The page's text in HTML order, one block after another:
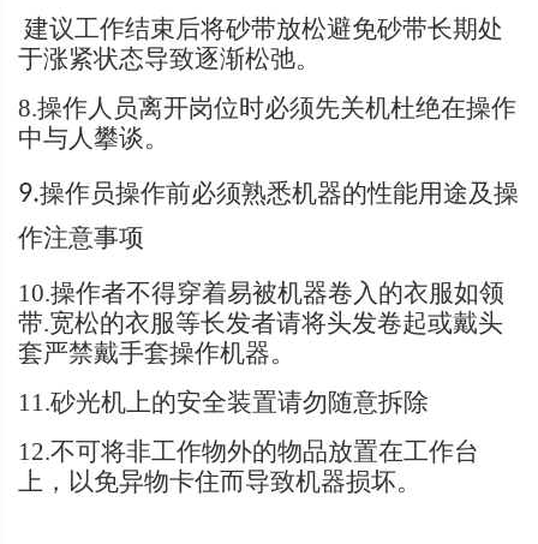
建议工作结束后将砂带放松避免砂带长期处
于涨紧状态导致逐渐松弛。
8.操作人员离开岗位时必须先关机杜绝在操作
中与人攀谈。
9.操作员操作前必须熟悉机器的性能用途及操
作注意事项
10.操作者不得穿着易被机器卷入的衣服如领
带.宽松的衣服等长发者请将头发卷起或戴头
套严禁戴手套操作机器。
11.砂光机上的安全装置请勿随意拆除
12.不可将非工作物外的物品放置在工作台
上 ，以免异物卡住而导致机器损坏。